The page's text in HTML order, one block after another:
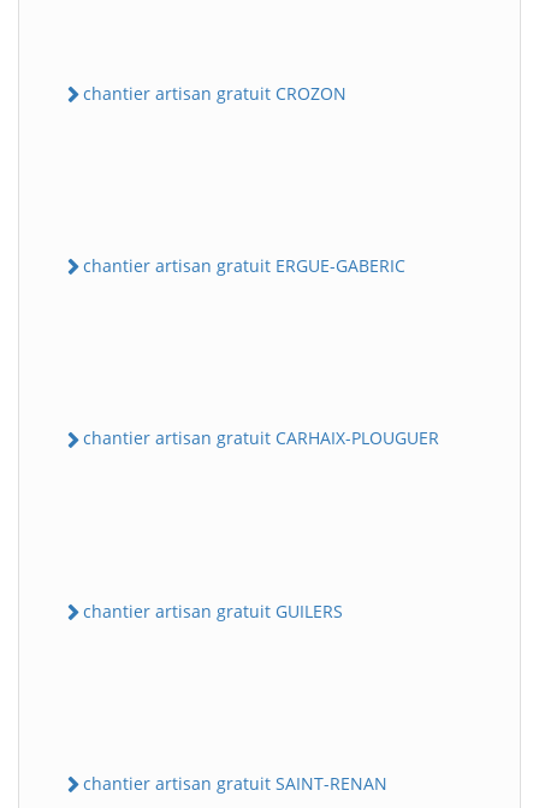
chantier artisan gratuit CROZON
chantier artisan gratuit ERGUE-GABERIC
chantier artisan gratuit CARHAIX-PLOUGUER
chantier artisan gratuit GUILERS
chantier artisan gratuit SAINT-RENAN